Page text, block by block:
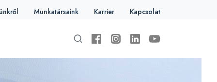
Munkatársaink Karrier Kapcsolat